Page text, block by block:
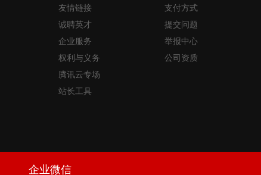
友情链接
诚聘英才
企业服务
权利与义务
腾讯云专场
站长工具
支付方式
提交问题
举报中心
公司资质
企业微信